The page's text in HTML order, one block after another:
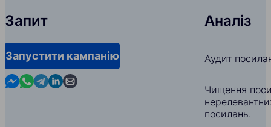
Запит
Запустити кампанію
Contact us in Messenger
Contact us in WhatsApp
Contact us in Telegram
Contact us in Linkedin
Contact us by email
Аналіз
Аудит
Чищення
посилань.